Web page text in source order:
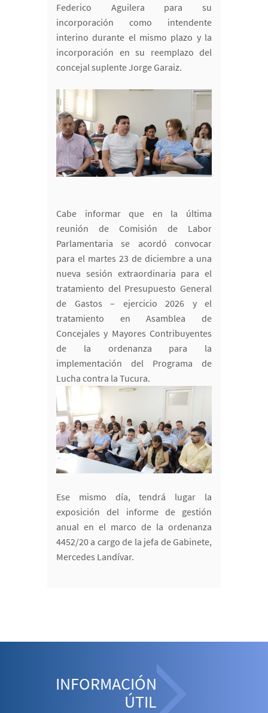
Federico Aguilera para su
incorporación como intendente
interino durante el mismo plazo y la
incorporación en su reemplazo del
concejal suplente Jorge Garaiz.
Cabe informar que en la última
reunión de Comisión de Labor
Parlamentaria se acordó convocar
para el martes 23 de diciembre a una
nueva sesión extraordinaria para el
tratamiento del Presupuesto General
de Gastos – ejercicio 2026 y el
tratamiento en Asamblea de
Concejales y Mayores Contribuyentes
de la ordenanza para la
implementación del Programa de
Lucha contra la Tucura.
Ese mismo día, tendrá lugar la
exposición del informe de gestión
anual en el marco de la ordenanza
4452/20 a cargo de la jefa de Gabinete,
Mercedes Landívar.
INFORMACIÓN
ÚTIL